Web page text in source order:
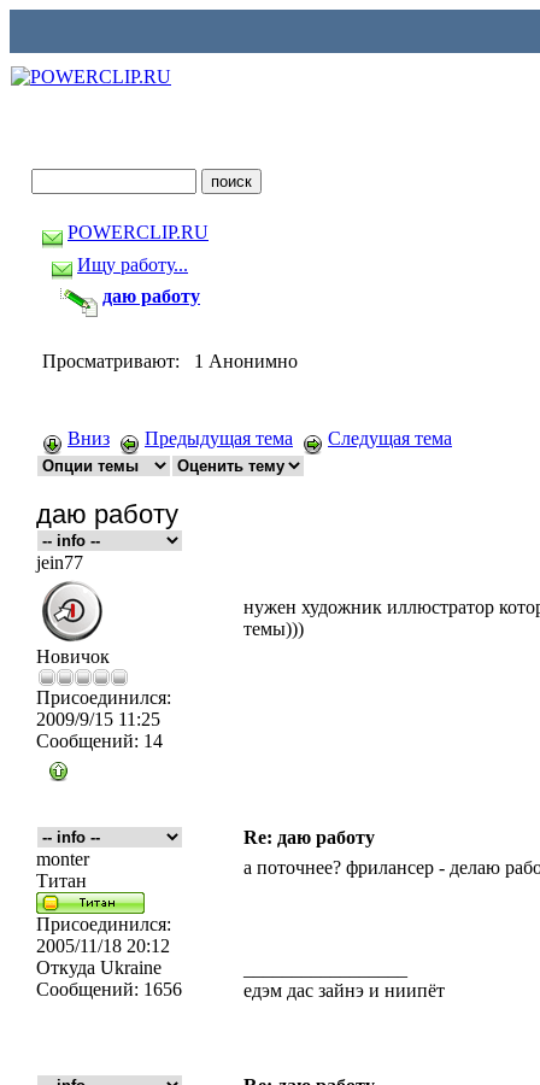
POWERCLIP.RU
Ищу работу...
даю работу
Просматривают: 1 Анонимно
Вниз Предыдущая тема Следущая тема
даю работу
jein77
Новичок
Присоединился:
2009/9/15 11:25
Сообщений: 14
нужен художник иллюстратор
темы)))
Re: даю работу
monter
Титан
Присоединился:
2005/11/18 20:12
Откуда Ukraine
Сообщений: 1656
а поточнее? фрилансер - делаю
едэм дас зайнэ и ниипёт